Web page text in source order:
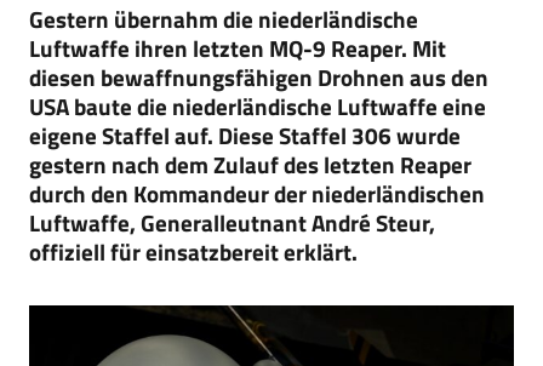
Gestern übernahm die niederländische
Luftwaffe ihren letzten MQ-9 Reaper. Mit
diesen bewaffnungsfähigen Drohnen aus den
USA baute die niederländische Luftwaffe eine
eigene Staffel auf. Diese Staffel 306 wurde
gestern nach dem Zulauf des letzten Reaper
durch den Kommandeur der niederländischen
Luftwaffe, Generalleutnant André Steur,
offiziell für einsatzbereit erklärt.